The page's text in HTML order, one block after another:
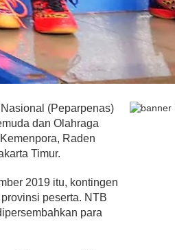
(Peparpenas)
dan Olahraga
Raden
Timur.
2019 itu, kontingen
peserta. NTB
para